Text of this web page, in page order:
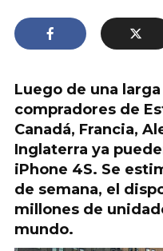
Luego de una
compradores de
Canadá, Francia,
Inglaterra ya
iPhone 4S. Se
de semana, el
millones de
mundo.